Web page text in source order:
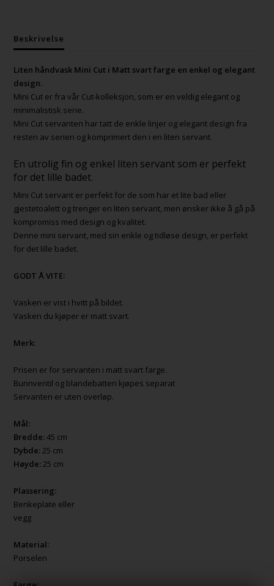
Beskrivelse
Liten håndvask Mini Cut i Matt svart farge en enkel og elegant
design.
Mini Cut er fra vår Cut-kolleksjon, som er en veldig elegant og
minimalistisk serie.
Mini Cut servanten har tatt de enkle linjer og elegant design fra
resten av serien og komprimert den i en liten servant.
En utrolig fin og enkel liten servant som er perfekt
for det lille badet.
Mini Cut servant er perfekt for de som har et lite bad eller
gjestetoalett og trenger en liten servant, men ønsker ikke å gå på
kompromiss med design og kvalitet.
Denne mini servant, med sin enkle og tidløse design, er perfekt
for det lille badet.
GODT Å VITE:
Vasken er vist i hvitt på bildet.
Vasken du kjøper er matt svart.
Merk:
Prisen er for servanten i matt svart farge.
Bunnventil og blandebatteri kjøpes separat
Servanten er uten overløp.
Mål:
Bredde: 45 cm
Dybde: 25 cm
Høyde: 25 cm
Plassering:
Benkeplate eller
vegg
Material:
Porselen